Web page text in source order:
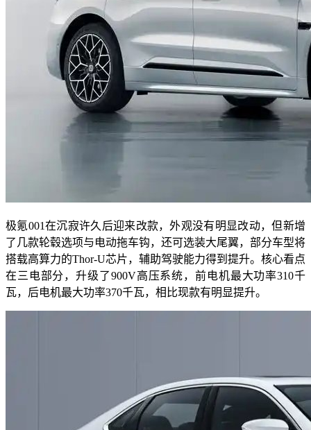
极氪001在沉寂许久后迎来改款，外观没有明显改动，但新增
了几款轮毂选项与电动拖车钩，还可选装大尾翼，部分车型将
搭载高算力的Thor-U芯片，辅助驾驶能力得到提升。核心看点
在三电部分，升级了900V高压系统，前电机最大功率310千
瓦，后电机最大功率370千瓦，相比现款有明显提升。